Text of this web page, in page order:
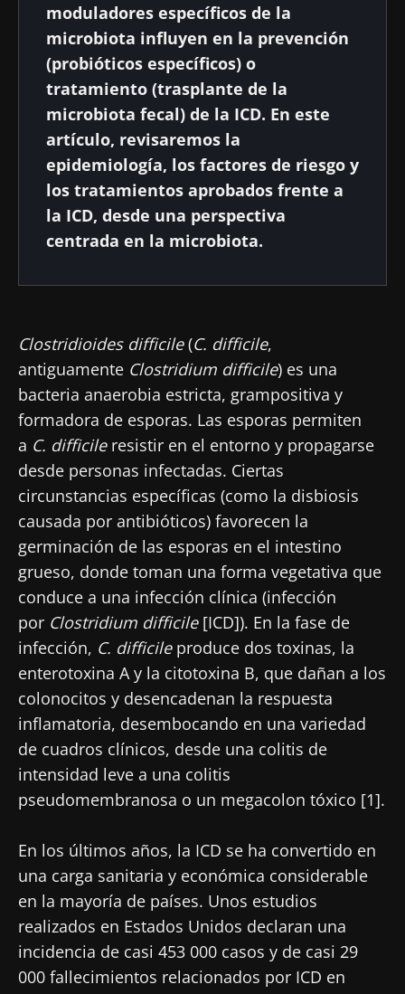
moduladores específicos de la
microbiota influyen en la prevención
(probióticos específicos) o
tratamiento (trasplante de la
microbiota fecal) de la ICD. En este
artículo, revisaremos la
epidemiología, los factores de riesgo y
los tratamientos aprobados frente a
la ICD, desde una perspectiva
centrada en la microbiota.
Clostridioides difficile(C. difficile,
antiguamente Clostridium difficile) es una
bacteria anaerobia estricta, grampositiva y
formadora de esporas. Las esporas permiten
a C. difficileresistir en el entorno y propagarse
desde personas infectadas. Ciertas
circunstancias específicas (como la disbiosis
causada por antibióticos) favorecen la
germinación de las esporas en el intestino
grueso, donde toman una forma vegetativa que
conduce a una infección clínica (infección
por Clostridium difficile[ICD]). En la fase de
infección, C. difficileproduce dos toxinas, la
enterotoxina A y la citotoxina B, que dañan a los
colonocitos y desencadenan la respuesta
inflamatoria, desembocando en una variedad
de cuadros clínicos, desde una colitis de
intensidad leve a una colitis
pseudomembranosa o un megacolon tóxico [1].
En los últimos años, la ICD se ha convertido en
una carga sanitaria y económica considerable
en la mayoría de países. Unos estudios
realizados en Estados Unidos declaran una
incidencia de casi 453 000 casos y de casi 29
000 fallecimientos relacionados por ICD en